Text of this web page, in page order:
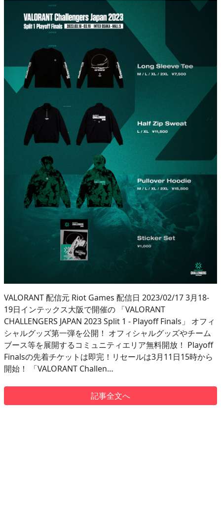
VALORANT 配信元 Riot Games 配信日 2023/02/17 3月18-
19日インテックス大阪で開催の 「VALORANT
CHALLENGERS JAPAN 2023 Split 1 - Playoff Finals」 オフィ
シャルグッズ第一弾を公開！ オフィシャルグッズやチーム
ブース等を展開するコミュニティエリア無料開放！ Playoff
Finalsの先着チケットは即完！リセールは3月11日15時から
開始！ 「VALORANT Challen…
記事全文へ